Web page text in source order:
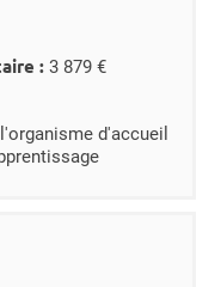
: 3 879 €
d'accueil